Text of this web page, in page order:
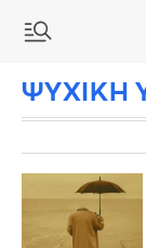
ΨΥΧΙΚΗ